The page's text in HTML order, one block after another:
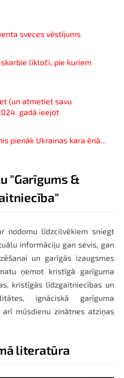
sveces vēstījums
līkloči, pie kuriem
(un atmetiet savu
gadā ieejot
pienāk Ukrainas kara ēnā...
"Garīgums &
nodomu līdzcilvēkiem sniegt
informāciju gan sevis, gan
un garīgās izaugsmes
ņemot kristīgā garīguma
kristīgās līdzgaitniecības un
ignāciskā garīguma
mūsdienu zinātnes atziņas
literatūra